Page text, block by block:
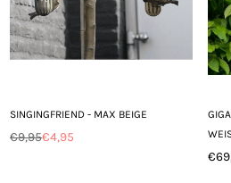
SINGINGFRIEND - MAX BEIGE
Normaler
€9,95€4,95